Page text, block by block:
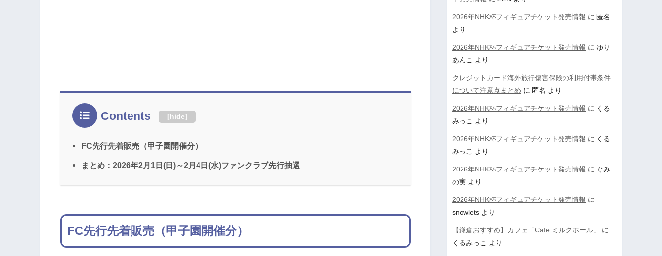
Contents [hide]
FC先行先着販売（甲子園開催分）
まとめ：2026年2月1日(日)～2月4日(水)ファンクラブ先行抽選
FC先行先着販売（甲子園開催分）
2026年NHK杯フィギュアチケット発売情報 に 匿名
より
2026年NHK杯フィギュアチケット発売情報 に ゆり
あんこ より
クレジットカード海外旅行傷害保険の利用付帯条件
について注意点まとめ に 匿名 より
2026年NHK杯フィギュアチケット発売情報 に くる
みっこ より
2026年NHK杯フィギュアチケット発売情報 に くる
みっこ より
2026年NHK杯フィギュアチケット発売情報 に ぐみ
の実 より
2026年NHK杯フィギュアチケット発売情報 に
snowlets より
【鎌倉おすすめ】カフェ「Cafe ミルクホール」
に
くるみっこ より